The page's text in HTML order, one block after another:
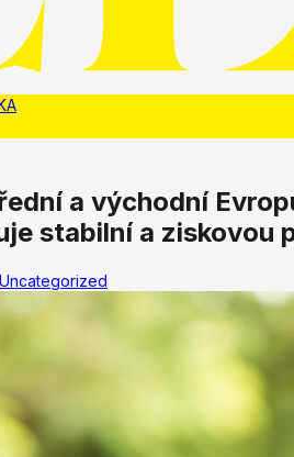
a východní
stabilní a ziskovou
Uncategorized